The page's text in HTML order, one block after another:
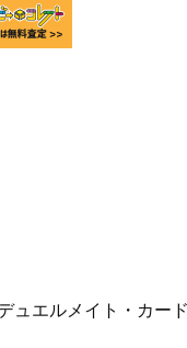
ュエルメイト・カー